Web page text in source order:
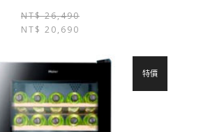
NT$26,490
NT$ 20,690
特價